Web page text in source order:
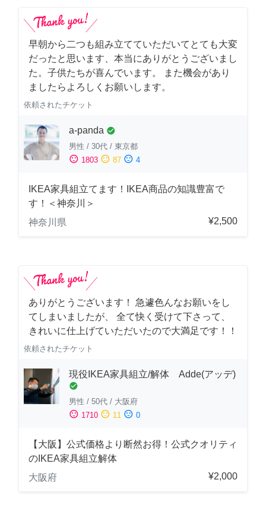
早朝から二つも組み立てていただいてとても大変
だったと思います、本当にありがとうございまし
た。子供たちが喜んでいます。 また機会があり
ましたらよろしくお願いします。
依頼されたチケット
a-panda check_circle
男性 / 30代 / 東京都
sentiment_satisfied 1803 sentiment_neutral 87 sentiment_dissatisfied 4
IKEA家具組立てます！IKEA商品の知識豊富で
す！＜神奈川＞
神奈川県
¥2,500
ありがとうございます！ 急遽色んなお願いをし
てしまいましたが、 全て快く受けて下さって、
きれいに仕上げていただいたので大満足です！！
依頼されたチケット
現役IKEA家具組立/解体 Adde(アッデ)
check_circle
男性 / 50代 / 大阪府
sentiment_satisfied 1710 sentiment_neutral 11 sentiment_dissatisfied 0
【大阪】公式価格より断然お得！公式クオリティ
のIKEA家具組立解体
大阪府
¥2,000